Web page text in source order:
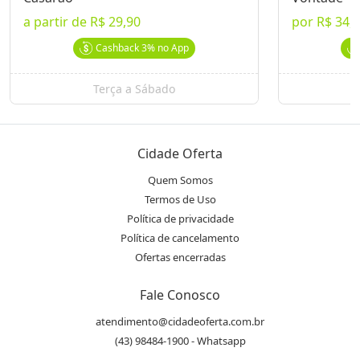
location_on
Endereço
Av. Maringá, 899 - Vitória - Londrina, PR
Telefone
@ocasaraolondrina
Essa oferta ainda não possui avaliações.
a partir de R$ 29,90
Cashback3%no App
Terça a Sábado
por R$
Cidade Oferta
Quem Somos
Termos de Uso
Política de privacidade
Política de cancelamento
Ofertas encerradas
Fale Conosco
atendimento@cidadeoferta.com.br
(43) 98484-1900 - Whatsapp